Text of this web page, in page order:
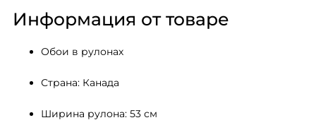
Информация от товаре
Обои в рулонах
Страна: Канада
Ширина рулона: 53 см